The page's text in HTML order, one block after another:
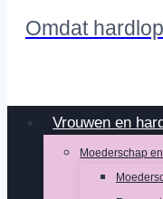
Omdat
Vrouwen en
Moederschap